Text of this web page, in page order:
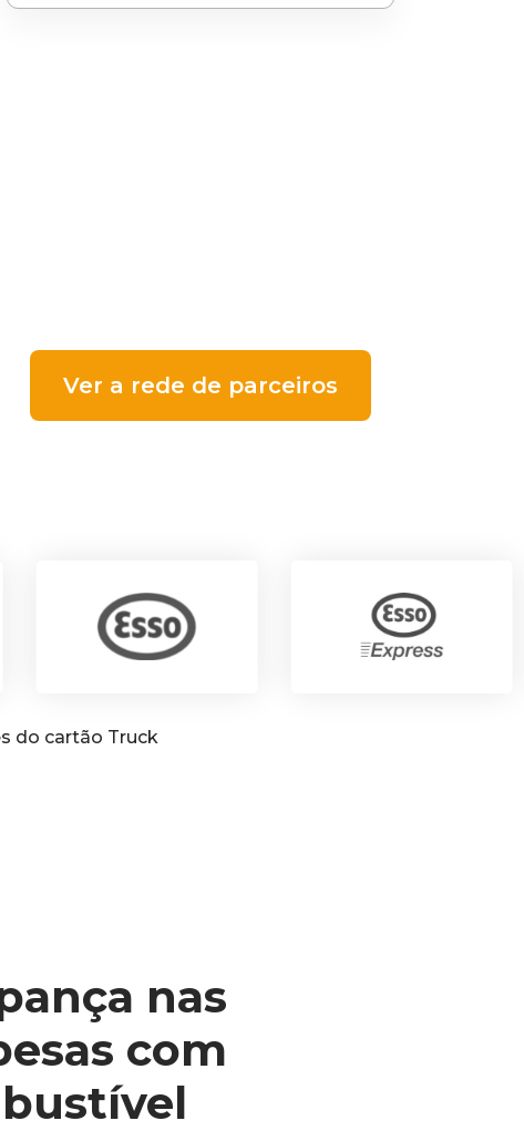
Ver a rede de parceiros
do cartão Truck
nas
com